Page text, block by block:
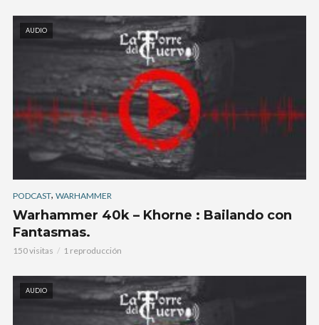
AUDIO
PODCAST, WARHAMMER
Warhammer 40k – Khorne : Bailando con
Fantasmas.
150 visitas 1 reproducción
AUDIO